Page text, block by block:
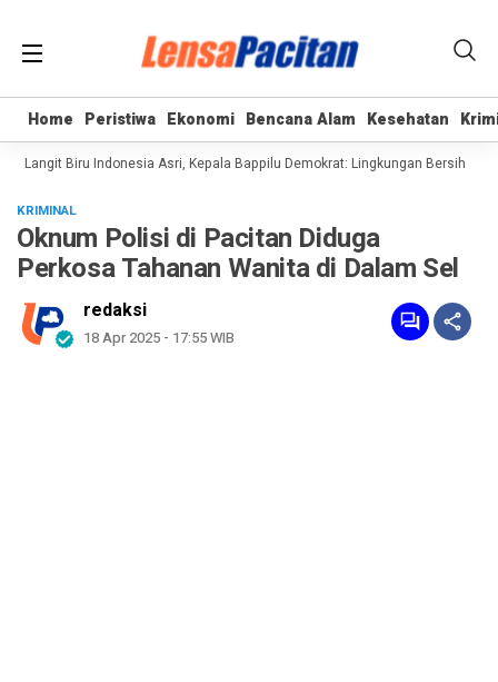
Home Peristiwa Ekonomi Bencana Alam Kesehatan
Home Peristiwa Ekonomi Bencana Alam Kesehatan
Langit Biru Indonesia Asri, Kepala Bappilu Demokrat: Lingkungan Bersih
KRIMINAL
Oknum Polisi di Pacitan Diduga
Perkosa Tahanan Wanita di Dalam Sel
redaksi
18 Apr 2025 - 17:55 WIB